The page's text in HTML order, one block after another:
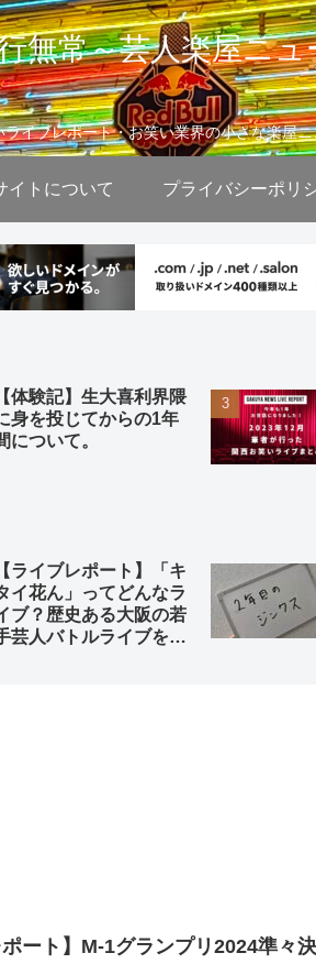
無常～芸人楽屋ニュ
ライブレポート・お笑い業界の小さな楽屋
イトについて プライバシーポリ
【体験記】生大喜利界隈
身を投じてからの1年
について。
【ライブレポート】「キ
イ花ん」ってどんなラ
ブ？歴史ある大阪の若
芸人バトルライブを徹
ポート】M-1グランプリ2024準々